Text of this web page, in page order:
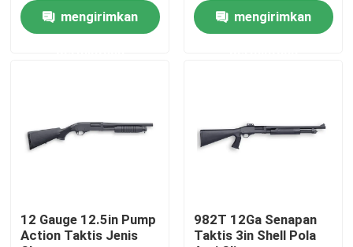
Minta Kutipan
Senapan Semi Otomatis
mengirimkan
mengirimkan
12 Gauge 12.5in Pump
Action Taktis Jenis
982T 12Ga Senapan
Taktis 3in Shell Pola